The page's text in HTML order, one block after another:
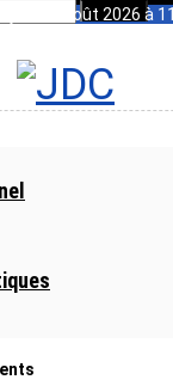
jour : 6 août 2026 à